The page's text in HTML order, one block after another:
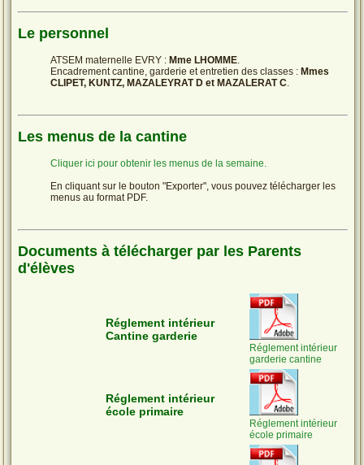
Le personnel
ATSEM maternelle EVRY :Mme LHOMME.
Encadrement cantine, garderie et entretien des classes :Mmes
CLIPET, KUNTZ, MAZALEYRAT D et MAZALERAT C.
Les menus de la cantine
Cliquer ici pour obtenir les menus de la semaine.
En cliquant sur le bouton "Exporter", vous pouvez télécharger les
menus au format PDF.
Documents à télécharger par les Parents
d'élèves
Réglement intérieur
Cantine garderie
Réglement intérieur
garderie cantine
Réglement intérieur
école primaire
Réglement intérieur
école primaire